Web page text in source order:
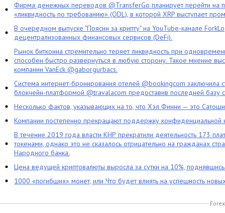
Фирма денежных переводов @TransferGo планирует перейти на
«ликвидность по требованию» (ODL), в которой XRP выступает
В очередном выпуске "Поясни за крипту" на YouTube-канале
децентрализованных финансовых сервисов (DeFi).
Рынок биткоина стремительно теряет ликвидность при
способен быстро развернуться в любую сторону. Такое мнение
компании VanEck @gaborgurbacs.
Система интернет-бронирования отелей @bookingcom заключила
блокчейн-платформой @travalacom предоставив последней базу
Несколько фактов, указывающих на то, что Хэл Финни — это
Компании постепенно прекращают поддержку конфиденциальной
В течение 2019 года власти КНР прекратили деятельность 173
токенами, однако это не сказалось отрицательно на гражданах
Народного банка.
Цена ведущей криптовалюты выросла за сутки на 10%,
1000 «погибших» монет, или Что будет влиять на успешность